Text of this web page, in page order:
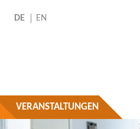
DE EN
VERANSTALTUNGEN